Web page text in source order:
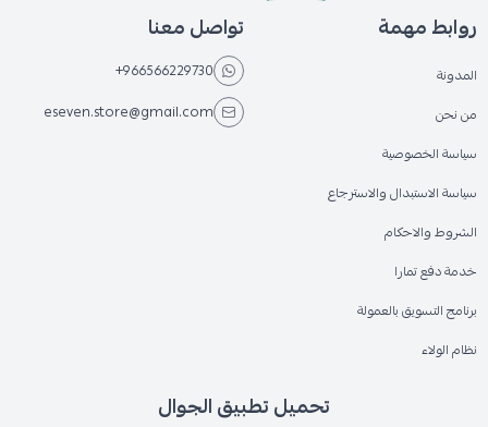
روابط مهمة
المدونة
من نحن
سياسة الخصوصية
سياسة الاستبدال والاسترجاع
الشروط والاحكام
خدمة دفع تمارا
برنامج التسويق بالعمولة
نظام الولاء
تواصل معنا
+966566229730
eseven.store@gmail.com
تحميل تطبيق الجوال